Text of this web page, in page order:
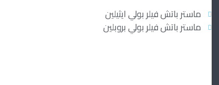
ماستر باتش فيلر بولي ايثيلين
ماستر باتش فيلر بولي بروبلين